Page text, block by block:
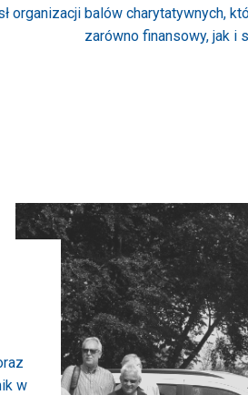
organizacji balów charytatywnych,
zarówno finansowy, jak i
w